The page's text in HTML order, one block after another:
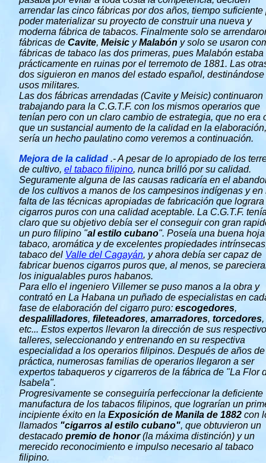
arrendar las cinco fábricas por dos años, tiempo suficiente
poder materializar su proyecto de construir una nueva y
moderna fábrica de tabacos. Finalmente solo se
fábricas de Cavite, Meisic yMalabón y solo se usaron
fábricas de tabaco las dos primeras, pues Malabón estaba
prácticamente en ruinas por el terremoto de 1881. Las
dos siguieron en manos del estado español, destinándose
usos militares.
Las dos fábricas arrendadas (Cavite y Meisic) continuaron
trabajando para la C.G.T.F. con los mismos operarios que
tenían pero con un claro cambio de estrategia, que no era
que un sustancial aumento de la calidad en la
sería un hecho paulatino como veremos a continuación.
Mejora de la calidad .- A pesar de lo apropiado de los
de cultivo, el tabaco filipino, nunca brilló por su calidad.
Seguramente alguna de las causas radicaría en el
de los cultivos a manos de los campesinos indígenas y en
falta de las técnicas apropiadas de fabricación que lograra
cigarros puros con una calidad aceptable. La C.G.T.F.
claro que su objetivo debía ser el conseguir con gran
un puro filipino "al estilo cubano". Poseía una buena
tabaco, aromática y de excelentes propiedades
tabaco del Valle del Cagayán, y ahora debía ser capaz de
fabricar buenos cigarros puros que, al menos, se
los inigualables puros habanos.
Para ello el ingeniero Villemer se puso manos a la obra y
contrató en La Habana un puñado de especialistas en
fase de elaboración del cigarro puro: escogedores,
despalilladores, fileteadores, amarradores, torcedores,
etc... Estos expertos llevaron la dirección de sus
talleres, seleccionando y entrenando en su respectiva
especialidad a los operarios filipinos. Después de años de
práctica, numerosas familias de operarios llegaron a ser
expertos tabaqueros y cigarreros de la fábrica de "La Flor
Isabela".
Progresivamente se conseguiría perfeccionar la deficiente
manufactura de los tabacos filipinos, que lograrían un
incipiente éxito en la Exposición de Manila de 1882 con
llamados "cigarros al estilo cubano", que obtuvieron un
destacado premio de honor(la máxima distinción) y un
merecido reconocimiento e impulso necesario al tabaco
filipino.